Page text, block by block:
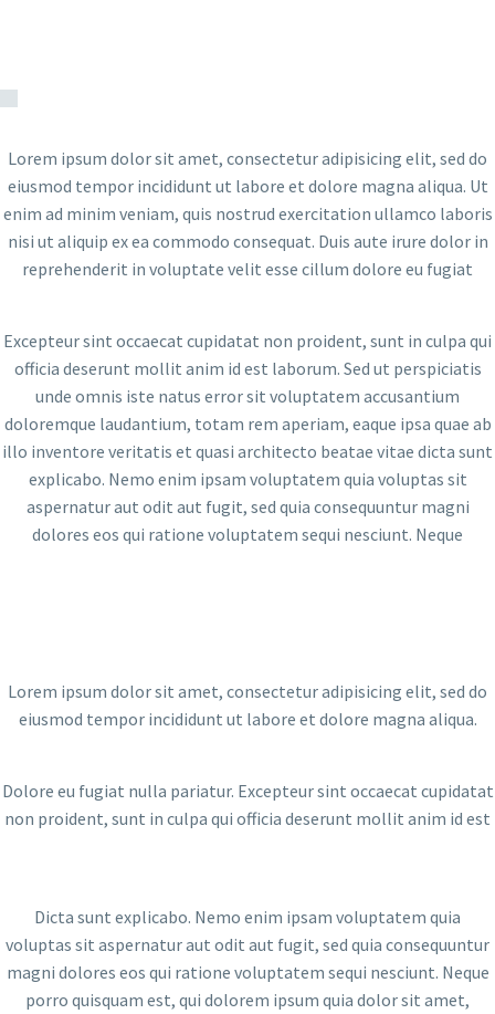
Lorem ipsum dolor sit amet, consectetur adipisicing elit, sed do
eiusmod tempor incididunt ut labore et dolore magna aliqua. Ut
enim ad minim veniam, quis nostrud exercitation ullamco laboris
nisi ut aliquip ex ea commodo consequat. Duis aute irure dolor in
reprehenderit in voluptate velit esse cillum dolore eu fugiat
Excepteur sint occaecat cupidatat non proident, sunt in culpa qui
officia deserunt mollit anim id est laborum. Sed ut perspiciatis
unde omnis iste natus error sit voluptatem accusantium
doloremque laudantium, totam rem aperiam, eaque ipsa quae ab
illo inventore veritatis et quasi architecto beatae vitae dicta sunt
explicabo. Nemo enim ipsam voluptatem quia voluptas sit
aspernatur aut odit aut fugit, sed quia consequuntur magni
dolores eos qui ratione voluptatem sequi nesciunt. Neque
Lorem ipsum dolor sit amet, consectetur adipisicing elit, sed do
eiusmod tempor incididunt ut labore et dolore magna aliqua.
Dolore eu fugiat nulla pariatur. Excepteur sint occaecat cupidatat
non proident, sunt in culpa qui officia deserunt mollit anim id est
Dicta sunt explicabo. Nemo enim ipsam voluptatem quia
voluptas sit aspernatur aut odit aut fugit, sed quia consequuntur
magni dolores eos qui ratione voluptatem sequi nesciunt. Neque
porro quisquam est, qui dolorem ipsum quia dolor sit amet,